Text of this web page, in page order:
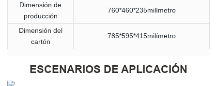
Dimensión de
producción
760*460*235milímetro
Dimensión del
cartón
785*595*415milímetro
ESCENARIOS DE APLICACIÓN